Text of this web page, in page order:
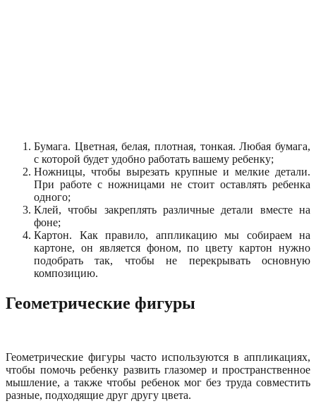
Бумага. Цветная, белая, плотная, тонкая. Любая бумага,
с которой будет удобно работать вашему ребенку;
Ножницы, чтобы вырезать крупные и мелкие детали.
При работе с ножницами не стоит оставлять ребенка
одного;
Клей, чтобы закреплять различные детали вместе на
фоне;
Картон. Как правило, аппликацию мы собираем на
картоне, он является фоном, по цвету картон нужно
подобрать так, чтобы не перекрывать основную
композицию.
Геометрические фигуры
Геометрические фигуры часто используются в аппликациях,
чтобы помочь ребенку развить глазомер и пространственное
мышление, а также чтобы ребенок мог без труда совместить
разные, подходящие друг другу цвета.